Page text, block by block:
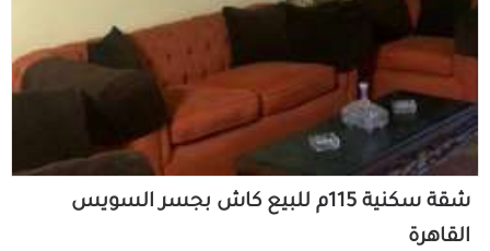
شقة سكنية 115م للبيع كاش بجسر السويس
القاهرة